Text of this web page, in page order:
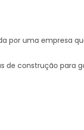
por uma empresa
de construção para